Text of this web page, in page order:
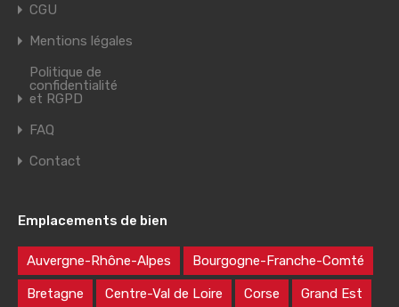
CGU
Mentions légales
Politique de
confidentialité
et RGPD
FAQ
Contact
Emplacements de bien
Auvergne-Rhône-Alpes Bourgogne-Franche-Comté
Bretagne Centre-Val de Loire Corse Grand Est